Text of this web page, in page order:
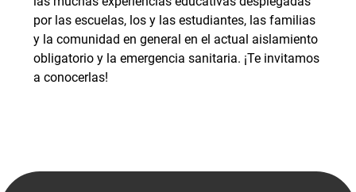
por las escuelas, los y las estudiantes, las familias
y la comunidad en general en el actual aislamiento
obligatorio y la emergencia sanitaria. ¡Te invitamos
a conocerlas!